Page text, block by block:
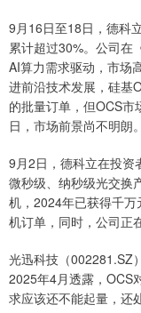
9月16日至18日，德科
累计超过30%。公司在
AI算力需求驱动，市场
进前沿技术发展，硅基
的批量订单，但OCS
日，市场前景尚不明朗
9月2日，德科立在投资
微秒级、纳秒级光交换
机，2024年已获得千
机订单，同时，公司正
光迅科技（002281.SZ
2025年4月透露，OCS
求应该还不能起量，还